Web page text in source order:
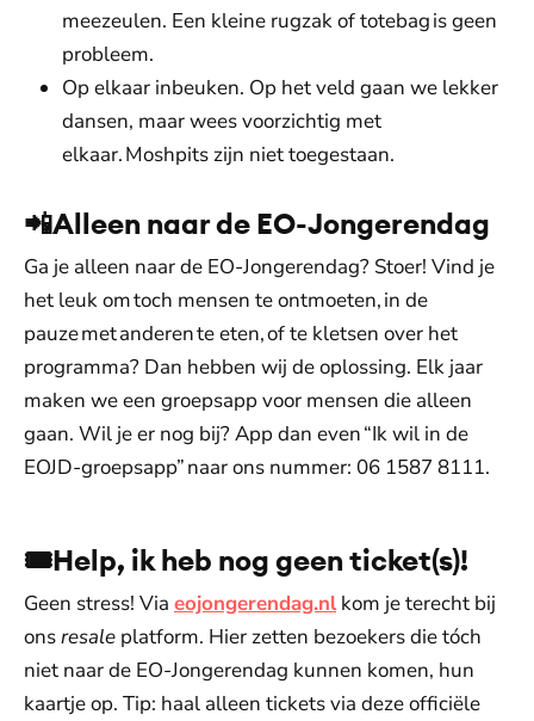
meezeulen. Een kleine rugzak of totebag is geen
probleem.
Op elkaar inbeuken. Op het veld gaan we lekker
dansen, maar wees voorzichtig met
elkaar. Moshpits zijn niet toegestaan.
📲Alleen naar de EO-Jongerendag
Ga je alleen naar de EO-Jongerendag? Stoer! Vind je
het leuk om toch mensen te ontmoeten, in de
pauze met anderen te eten, of te kletsen over het
programma? Dan hebben wij de oplossing. Elk jaar
maken we een groepsapp voor mensen die alleen
gaan. Wil je er nog bij? App dan even “Ik wil in de
EOJD-groepsapp” naar ons nummer: 06 1587 8111.
🎟️Help, ik heb nog geen ticket(s)!
Geen stress! Via eojongerendag.nlkom je terecht bij
onsresale platform. Hier zetten bezoekers die tóch
niet naar de EO-Jongerendag kunnen komen, hun
kaartje op. Tip: haal alleen tickets via deze officiële